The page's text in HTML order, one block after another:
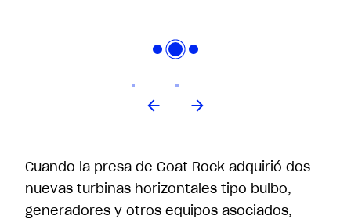
Cuando la presa de Goat Rock adquirió dos
nuevas turbinas horizontales tipo bulbo,
generadores y otros equipos asociados,